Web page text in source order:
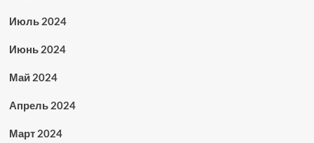
Июль 2024
Июнь 2024
Май 2024
Апрель 2024
Март 2024